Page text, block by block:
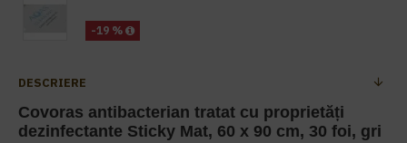
-19 %
DESCRIERE
Covoras antibacterian tratat cu proprietăți
dezinfectante Sticky Mat, 60 x 90 cm, 30 foi, gri